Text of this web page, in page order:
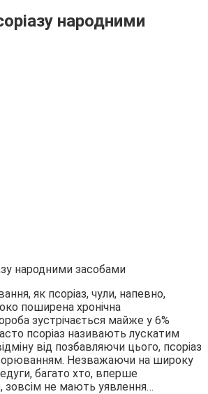
народними
як псоріаз, чули, напевно,
поширена хронічна
зустрічається майже у 6%
псоріаз називають лускатим
від позбавляючи цього, псоріаз
Незважаючи на широку
багато хто, вперше
зовсім не мають уявлення…